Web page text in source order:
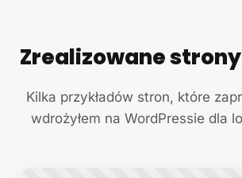
Zrealizowane
Kilka przykładów stron, które
wdrożyłem na WordPressie dla